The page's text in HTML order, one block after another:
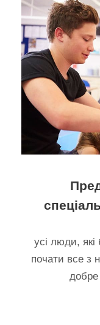
усі люди,
почати все з
добре